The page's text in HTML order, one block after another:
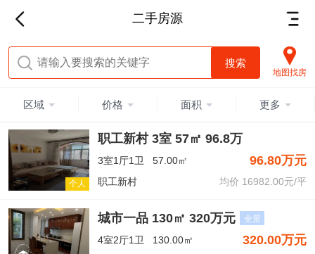
二手房源
地图找房
区域 价格 面积 更多
个人
职工新村 3室 57㎡ 96.8万
3室1厅1卫 57.00㎡ 96.80万元
职工新村 均价 16982.00元/平
城市一品 130㎡ 320万元 全景
4室2厅1卫 130.00㎡ 320.00万元